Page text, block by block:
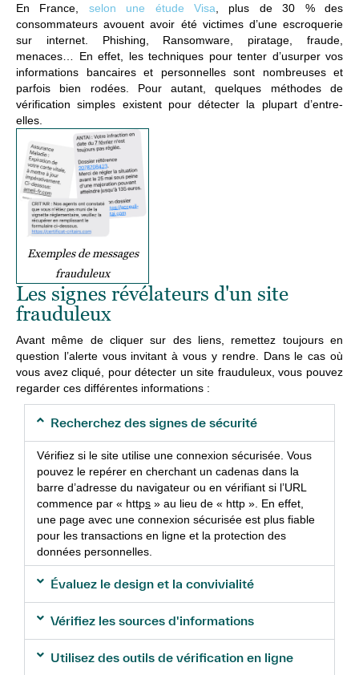
En France, selon une étude Visa, plus de 30 % des
consommateurs avouent avoir été victimes d’une escroquerie
sur internet. Phishing, Ransomware, piratage, fraude,
menaces… En effet, les techniques pour tenter d’usurper vos
informations bancaires et personnelles sont nombreuses et
parfois bien rodées. Pour autant, quelques méthodes de
vérification simples existent pour détecter la plupart d’entre-
elles.
Exemples de messages
frauduleux
Les signes révélateurs d'un site
frauduleux
Avant même de cliquer sur des liens, remettez toujours en
question l’alerte vous invitant à vous y rendre. Dans le cas où
vous avez cliqué, pour détecter un site frauduleux, vous pouvez
regarder ces différentes informations :
Recherchez des signes de sécurité
Vérifiez si le site utilise une connexion sécurisée. Vous
pouvez le repérer en cherchant un cadenas dans la
barre d’adresse du navigateur ou en vérifiant si l’URL
commence par « https » au lieu de « http ». En effet,
une page avec une connexion sécurisée est plus fiable
pour les transactions en ligne et la protection des
données personnelles.
Évaluez le design et la convivialité
Vérifiez les sources d'informations
Utilisez des outils de vérification en ligne